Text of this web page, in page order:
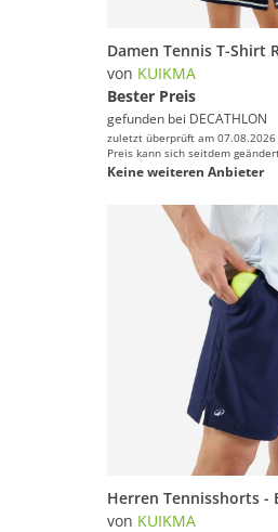
von KUIKMA
Bester Preis
gefunden bei DECATHLON
zuletzt überprüft am
Preis kann sich seitdem
Keine weiteren Anbieter
von KUIKMA